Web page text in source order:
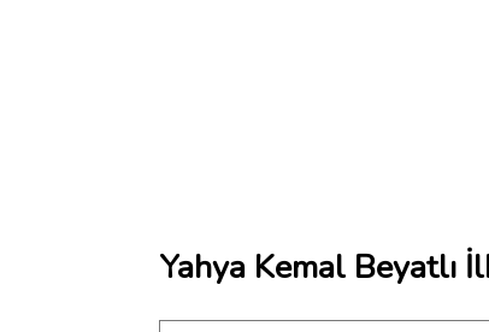
Yahya Kemal Beyatlı